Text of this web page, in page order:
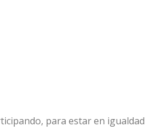
para estar en igualdad